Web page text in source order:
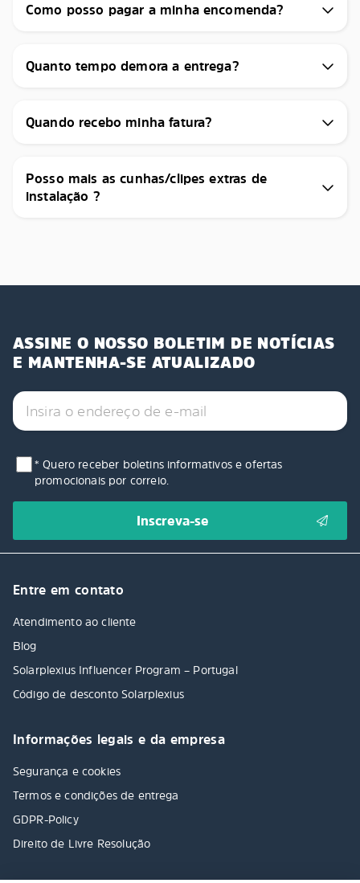
Como posso pagar a minha encomenda?
Quanto tempo demora a entrega?
Quando recebo minha fatura?
Posso mais as cunhas/clipes extras de
instalação ?
ASSINE O NOSSO BOLETIM DE NOTÍCIAS
E MANTENHA-SE ATUALIZADO
* Quero receber boletins informativos e ofertas
promocionais por correio.
Entre em contato
Atendimento ao cliente
Blog
Solarplexius Influencer Program – Portugal
Código de desconto Solarplexius
Informações legais e da empresa
Segurança e cookies
Termos e condições de entrega
GDPR-Policy
Direito de Livre Resolução